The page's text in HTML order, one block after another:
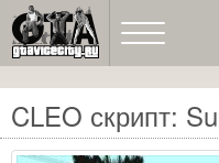
CLEO скрипт: